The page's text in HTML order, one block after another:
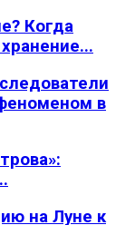
Когда
в
на Луне к